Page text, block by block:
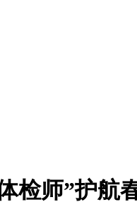
检师”护航